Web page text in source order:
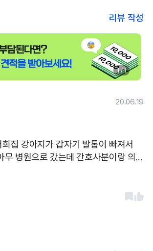
리뷰 작성
1 / 1
20.06.19
집 강아지가 갑자기 발톱이 빠져서
무 병원으로 갔는데 간호사분이랑 의
셔서 이제 여기만 갈거같아요 거기있
ㅠㅠ (진료영수증이 수기로 작성되어